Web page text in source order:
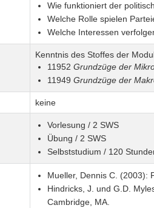
Wie funktioniert der
Welche Rolle spielen
Welche Interessen
Kenntnis des Stoffes der
11952 Grundzüge der
11949 Grundzüge der
keine
Vorlesung / 2 SWS
Übung / 2 SWS
Selbststudium / 120
Mueller, Dennis C. (2003):
Hindricks, J. und G.D.
Cambridge, MA.